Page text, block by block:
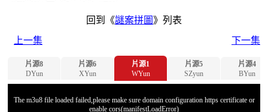
回到《謎案拼圖 》列表
上一集
下一集
片源8
DYun
片源6
XYun
片源1
WYun
片源5
SZyun
片源4
BYun